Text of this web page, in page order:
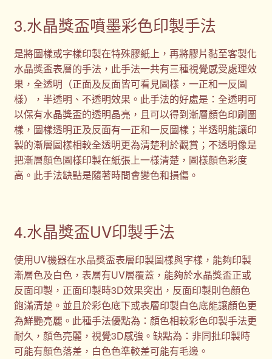
3.水晶獎盃噴墨彩色印製手法
是將圖樣或字樣印製在特殊膠紙上，再將膠片黏至客製化
水晶獎盃表層的手法，此手法一共有三種視覺感受處理效
果，全透明（正面及反面皆可看見圖樣，一正和一反圖
樣），半透明、不透明效果。此手法的好處是：全透明可
以保有水晶獎盃的透明晶亮，且可以得到漸層顏色印刷圖
樣，圖樣透明正及反面有一正和一反圖樣；半透明能讓印
製的漸層圖樣相較全透明更為清楚利於觀賞；不透明像是
把漸層顏色圖樣印製在紙張上一樣清楚，圖樣顏色彩度
高。此手法缺點是隨著時間會變色和損傷。
4.水晶獎盃UV印製手法
使用UV機器在水晶獎盃表層印製圖樣與字樣，能夠印製
漸層色及白色，表層有UV層覆蓋，能夠於水晶獎盃正或
反面印製，正面印製時3D效果突出，反面印製則色顏色
飽滿清楚。並且於彩色底下或表層印製白色底能讓顏色更
為鮮艷亮麗。此種手法優點為：顏色相較彩色印製手法更
耐久，顏色亮麗，視覺3D感強。缺點為：非同批印製時
可能有顏色落差，白色色準較差可能有毛邊。